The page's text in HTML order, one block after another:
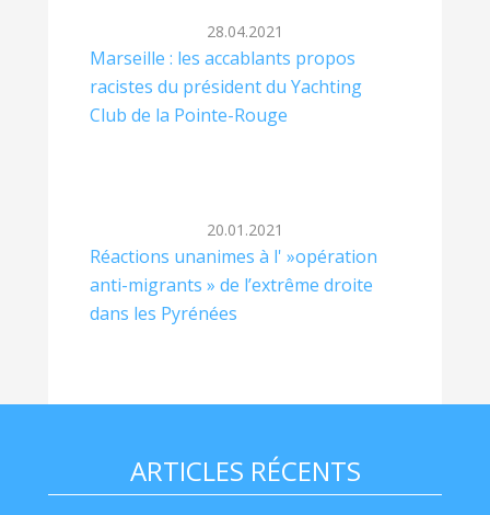
28.04.2021
Marseille : les accablants propos
racistes du président du Yachting
Club de la Pointe-Rouge
20.01.2021
Réactions unanimes à l' »opération
anti-migrants » de l’extrême droite
dans les Pyrénées
ARTICLES RÉCENTS